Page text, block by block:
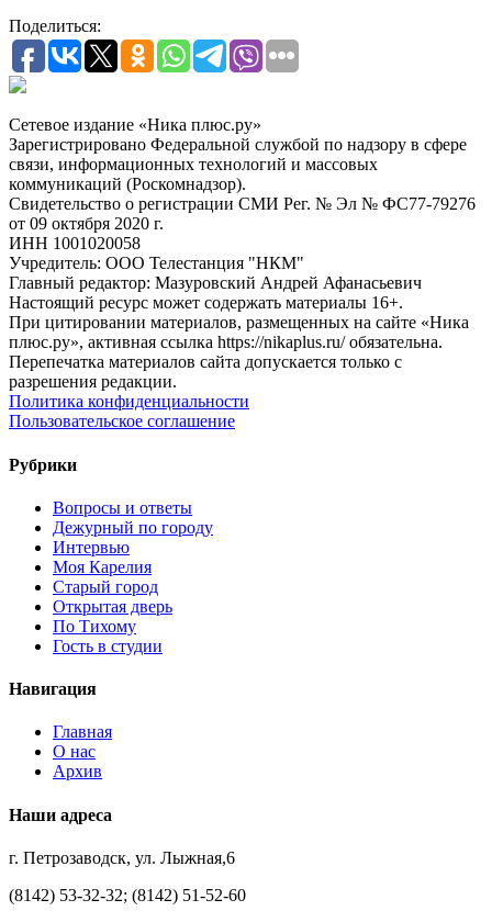
Поделиться:
Сетевое издание «Ника плюс.ру»
Зарегистрировано Федеральной службой по надзору в сфере
связи, информационных технологий и массовых
коммуникаций (Роскомнадзор).
Свидетельство о регистрации СМИ Рег. № Эл № ФС77-79276
от 09 октября 2020 г.
ИНН 1001020058
Учредитель: ООО Телестанция "НКМ"
Главный редактор: Мазуровский Андрей Афанасьевич
Настоящий ресурс может содержать материалы 16+.
При цитировании материалов, размещенных на сайте «Ника
плюс.ру», активная ссылка https://nikaplus.ru/ обязательна.
Перепечатка материалов сайта допускается только с
разрешения редакции.
Политика конфиденциальности
Пользовательское соглашение
Рубрики
Вопросы и ответы
Дежурный по городу
Интервью
Моя Карелия
Старый город
Открытая дверь
По Тихому
Гость в студии
Навигация
Главная
О нас
Архив
Наши адреса
г. Петрозаводск, ул. Лыжная,6
(8142) 53-32-32; (8142) 51-52-60